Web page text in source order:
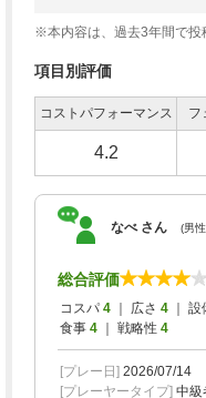
※本内容は、過去3年間で投
項目別評価
コストパフォーマンス フ
4.2
なべ さん (男
総合評価
コスパ 4 ｜ 広さ 4 ｜ 設
食事 4 ｜ 戦略性 4
[プレー日] 2026/07/14 [
[プレーヤータイプ] 中級